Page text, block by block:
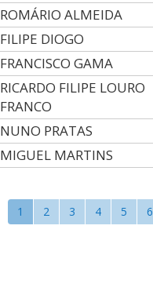
ROMÁRIO ALMEIDA
FILIPE DIOGO
FRANCISCO GAMA
RICARDO FILIPE LOURO
FRANCO
NUNO PRATAS
MIGUEL MARTINS
1 2 3 4 5 6